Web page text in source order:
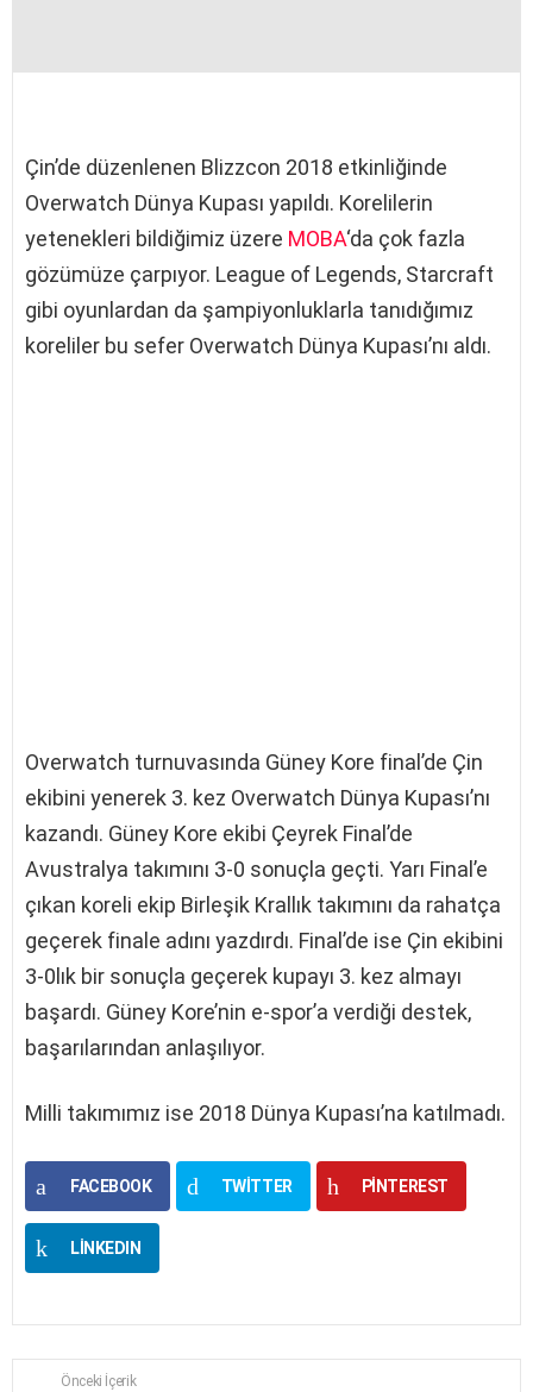
Çin’de düzenlenen Blizzcon 2018 etkinliğinde
Overwatch Dünya Kupası yapıldı. Korelilerin
yetenekleri bildiğimiz üzere MOBA‘da çok fazla
gözümüze çarpıyor. League of Legends, Starcraft
gibi oyunlardan da şampiyonluklarla tanıdığımız
koreliler bu sefer Overwatch Dünya Kupası’nı aldı.
Overwatch turnuvasında Güney Kore final’de Çin
ekibini yenerek 3. kez Overwatch Dünya Kupası’nı
kazandı. Güney Kore ekibi Çeyrek Final’de
Avustralya takımını 3-0 sonuçla geçti. Yarı Final’e
çıkan koreli ekip Birleşik Krallık takımını da rahatça
geçerek finale adını yazdırdı. Final’de ise Çin ekibini
3-0lık bir sonuçla geçerek kupayı 3. kez almayı
başardı. Güney Kore’nin e-spor’a verdiği destek,
başarılarından anlaşılıyor.
Milli takımımız ise 2018 Dünya Kupası’na katılmadı.
FACEBOOK TWITTER PINTEREST
LINKEDIN
Önceki İçerik